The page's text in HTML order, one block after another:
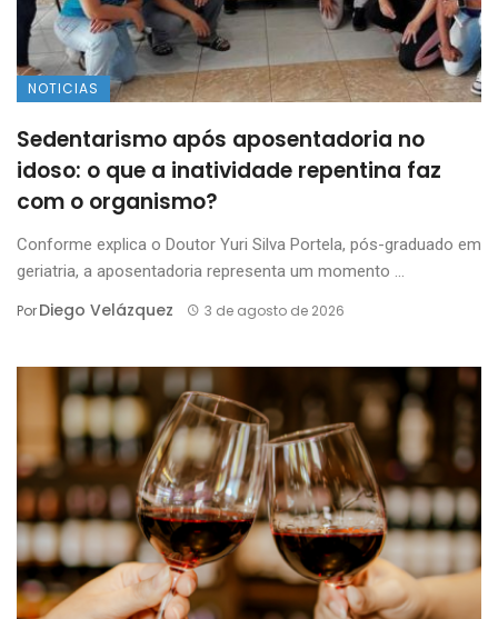
NOTICIAS
Sedentarismo após aposentadoria no
idoso: o que a inatividade repentina faz
com o organismo?
Conforme explica o Doutor Yuri Silva Portela, pós-graduado em
geriatria, a aposentadoria representa um momento ...
PorDiego Velázquez 3 de agosto de 2026